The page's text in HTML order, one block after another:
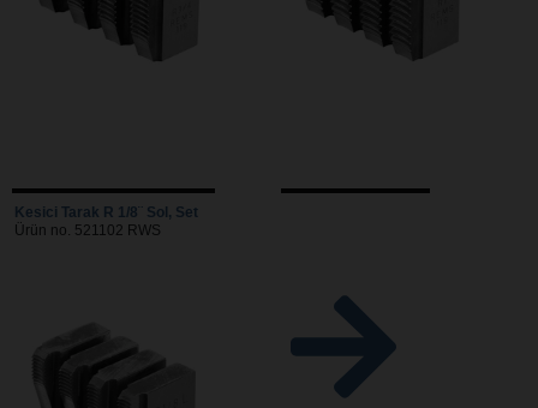
Kesici Tarak R 1/8¨ Sol, Set
Ürün no. 521102 RWS